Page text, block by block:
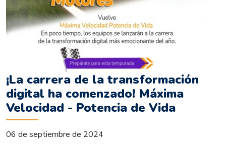
¡La carrera de la transformación
digital ha comenzado! Máxima
Velocidad - Potencia de Vida
06 de septiembre de 2024